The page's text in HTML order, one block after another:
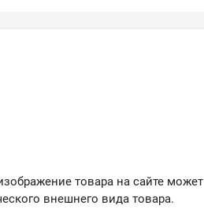
товара на сайте может
внешнего вида товара.